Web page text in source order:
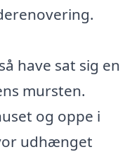
have sat sig en
mursten.
og oppe i
udhænget